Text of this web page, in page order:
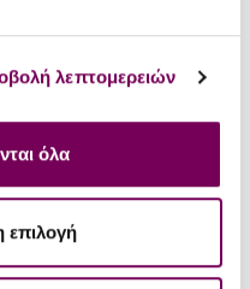
λεπτομερειών
όλα
επιλογή
Don Papa Baroko Rum